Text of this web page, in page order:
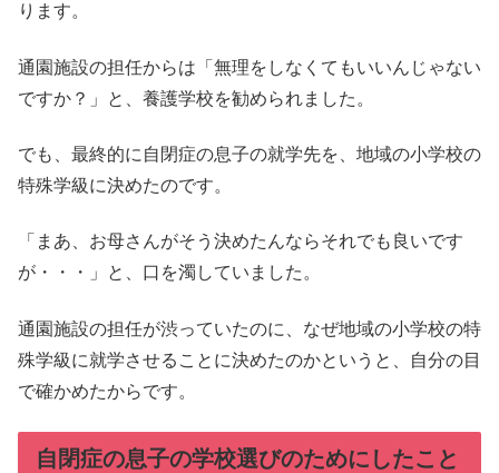
ります。
通園施設の担任からは「無理をしなくてもいいんじゃない
ですか？」と、養護学校を勧められました。
でも、最終的に自閉症の息子の就学先を、地域の小学校の
特殊学級に決めたのです。
「まあ、お母さんがそう決めたんならそれでも良いです
が・・・」と、口を濁していました。
通園施設の担任が渋っていたのに、なぜ地域の小学校の特
殊学級に就学させることに決めたのかというと、自分の目
で確かめたからです。
自閉症の息子の学校選びのためにしたこと